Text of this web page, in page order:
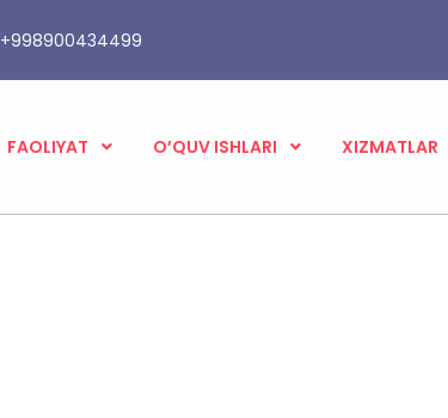
+998900434499
FAOLIYAT O’QUV ISHLARI XIZMATLAR